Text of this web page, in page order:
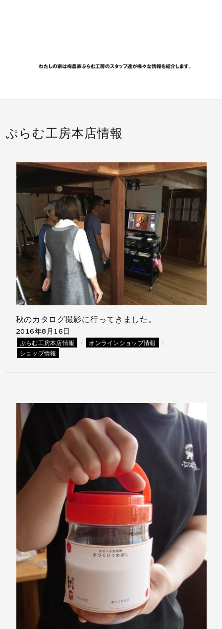
ぷらむ工房本店情報
秋のカタログ撮影に行ってきました。
2016年8月16日
ぷらむ工房本店情報 / オンラインショップ情報 /
ショップ情報